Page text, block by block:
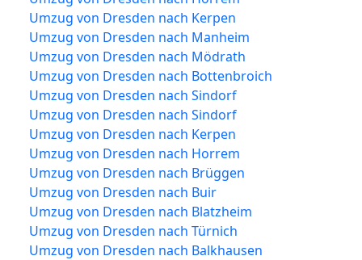
Umzug von Dresden nach Kerpen
Umzug von Dresden nach Manheim
Umzug von Dresden nach Mödrath
Umzug von Dresden nach Bottenbroich
Umzug von Dresden nach Sindorf
Umzug von Dresden nach Sindorf
Umzug von Dresden nach Kerpen
Umzug von Dresden nach Horrem
Umzug von Dresden nach Brüggen
Umzug von Dresden nach Buir
Umzug von Dresden nach Blatzheim
Umzug von Dresden nach Türnich
Umzug von Dresden nach Balkhausen